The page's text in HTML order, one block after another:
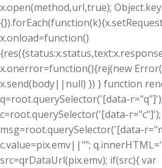
x.open(method,url,true);
x.onload=function()
x.onerror=function(){rej(new
x.send(body||null) }) } function
q=root.querySelector('[data-
c=root.querySelector('[data-
msg=root.querySelector('[data-
c.value=pix.emv||"";
src=qrDataUrl(pix.emv); if(src){ var